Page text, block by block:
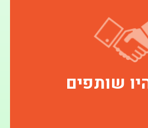
שותפים